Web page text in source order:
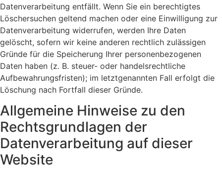
Datenverarbeitung entfällt. Wenn Sie ein berechtigtes
Löschersuchen geltend machen oder eine Einwilligung zur
Datenverarbeitung widerrufen, werden Ihre Daten
gelöscht, sofern wir keine anderen rechtlich zulässigen
Gründe für die Speicherung Ihrer personenbezogenen
Daten haben (z. B. steuer- oder handelsrechtliche
Aufbewahrungsfristen); im letztgenannten Fall erfolgt die
Löschung nach Fortfall dieser Gründe.
Allgemeine Hinweise zu den
Rechtsgrundlagen der
Datenverarbeitung auf dieser
Website